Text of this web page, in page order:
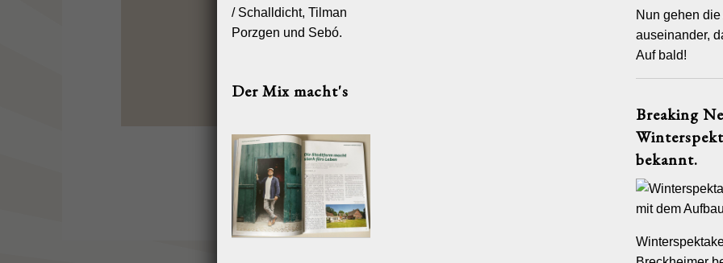
HOME REFERENZEN PHILOSOPHIE
/ Schalldicht, Tilman
Porzgen und Sebó.
Der Mix macht's
Nun gehen
auseinander,
Auf bald!
Breaking
bekannt.